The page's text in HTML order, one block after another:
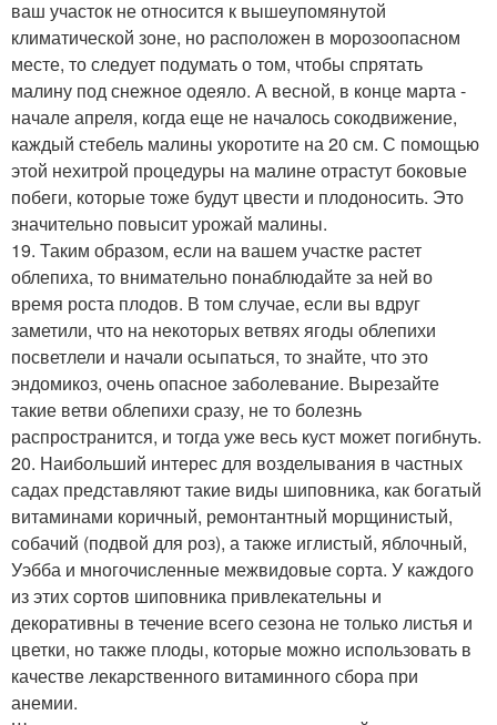
ваш участок не относится к вышеупомянутой
климатической зоне, но расположен в морозоопасном
месте, то следует подумать о том, чтобы спрятать
малину под снежное одеяло. А весной, в конце марта -
начале апреля, когда еще не началось сокодвижение,
каждый стебель малины укоротите на 20 см. С помощью
этой нехитрой процедуры на малине отрастут боковые
побеги, которые тоже будут цвести и плодоносить. Это
значительно повысит урожай малины.
19. Таким образом, если на вашем участке растет
облепиха, то внимательно понаблюдайте за ней во
время роста плодов. В том случае, если вы вдруг
заметили, что на некоторых ветвях ягоды облепихи
посветлели и начали осыпаться, то знайте, что это
эндомикоз, очень опасное заболевание. Вырезайте
такие ветви облепихи сразу, не то болезнь
распространится, и тогда уже весь куст может погибнуть.
20. Наибольший интерес для возделывания в частных
садах представляют такие виды шиповника, как богатый
витаминами коричный, ремонтантный морщинистый,
собачий (подвой для роз), а также иглистый, яблочный,
Уэбба и многочисленные межвидовые сорта. У каждого
из этих сортов шиповника привлекательны и
декоративны в течение всего сезона не только листья и
цветки, но также плоды, которые можно использовать в
качестве лекарственного витаминного сбора при
анемии.